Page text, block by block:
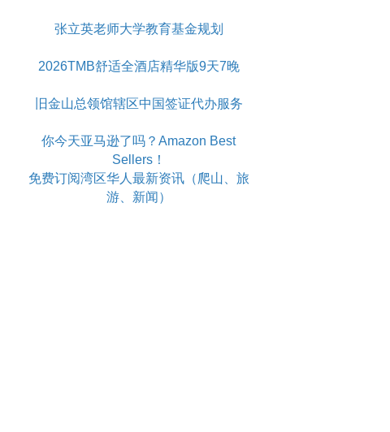
张立英老师大学教育基金规划
2026TMB舒适全酒店精华版9天7晚
旧金山总领馆辖区中国签证代办服务
你今天亚马逊了吗？Amazon Best
Sellers！
免费订阅湾区华人最新资讯（爬山、旅
游、新闻）